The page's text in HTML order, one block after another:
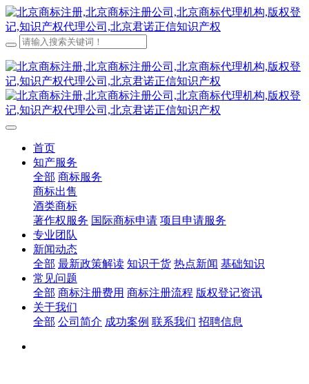
首页
知产服务
全部 商标服务
商标出售
酒类商标
著作权服务 国际商标申请 项目申请服务
专业团队
新闻动态
全部 最新政策解读 知识干货 热点新闻 基础知识
常见问题
全部 商标注册费用 商标注册流程 版权登记资讯
关于我们
全部 公司简介 成功案例 联系我们 招聘信息